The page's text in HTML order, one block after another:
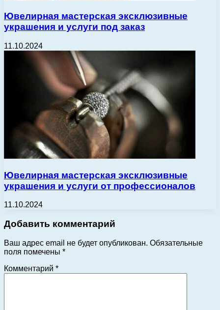
Ювелирная мастерская эксклюзивные
украшения и услуги под заказ
11.10.2024
Ювелирная мастерская эксклюзивные
украшения и услуги от профессионалов
11.10.2024
Добавить комментарий
Ваш адрес email не будет опубликован. Обязательные
поля помечены *
Комментарий *